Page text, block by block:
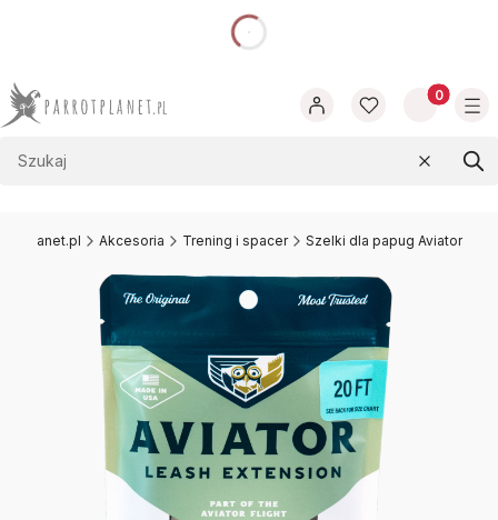
Produkty
Wyczyść
Akcesoria Trening i spacer Szelki dla papug Aviator